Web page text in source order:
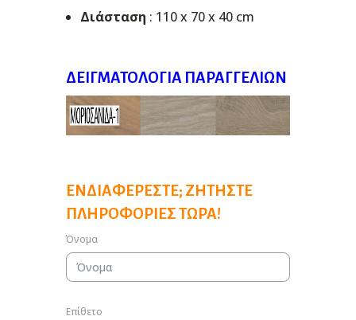
Διάσταση : 110 x 70 x 40 cm
ΔΕΙΓΜΑΤΟΛΌΓΙΑ ΠΑΡΑΓΓΕΛΙΏΝ
ΕΝΔΙΑΦΈΡΕΣΤΕ; ΖΗΤΉΣΤΕ
ΠΛΗΡΟΦΟΡΊΕΣ ΤΏΡΑ!
Όνομα
Επίθετο